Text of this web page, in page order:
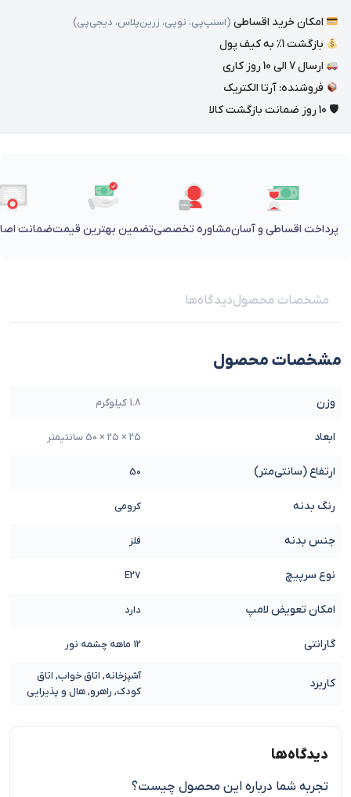
امکان خرید اقساطی (اسنپ‌پی، نوپی، زرین‌پلاس، دیجی‌پی)
بازگشت 1٪ به کیف پول
ارسال 7 الی 10 روز کاری
فروشنده: آرتا الکتریک
🛡 10 روز ضمانت بازگشت کالا
پرداخت اقساطی و آسانمشاوره تخصصیتضمین بهترین قیمتضمانت
مشخصات محصولدیدگاه‌ها
مشخصات محصول
وزن 1.8 کیلوگرم
ابعاد 25 × 25 × 50 سانتیمتر
ارتفاع (سانتی‌متر) 50
رنگ بدنه کرومی
جنس بدنه فلز
نوع سرپیچ E27
امکان تعویض لامپ دارد
گارانتی 12 ماهه چشمه نور
کاربرد
آشپزخانه, اتاق خواب, اتاق
کودک, راهرو, هال و پذیرایی
دیدگاه‌ها
تجربه شما درباره این محصول چیست؟